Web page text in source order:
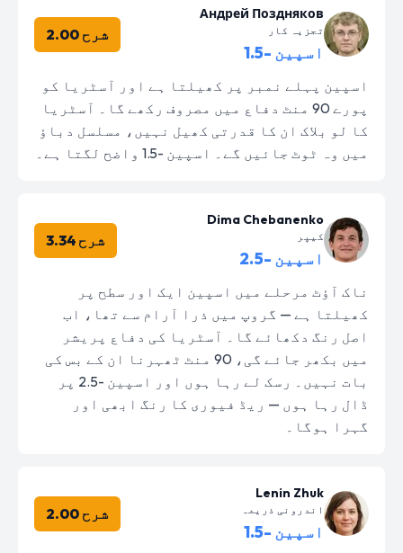
Андрей Поздняков
تجزیہ کار
اسپین -1.5
شرح 2.00
اسپین پہلے نمبر پر کھیلتا ہے اور آسٹریا کو
پورے 90 منٹ دفاع میں مصروف رکھے گا۔ آسٹریا
کا لو بلاک ان کا قدرتی کھیل نہیں، مسلسل دباؤ
میں وہ ٹوٹ جائیں گے۔ اسپین -1.5 واضح لگتا ہے۔
Dima Chebanenko
کیپر
اسپین -2.5
شرح 3.34
ناک آؤٹ مرحلے میں اسپین ایک اور سطح پر
کھیلتا ہے — گروپ میں ذرا آرام سے تھا، اب
اصل رنگ دکھائے گا۔ آسٹریا کی دفاع پریشر
میں بکھر جائے گی، 90 منٹ ٹھہرنا ان کے بس کی
بات نہیں۔ رسک لے رہا ہوں اور اسپین -2.5 پر
ڈال رہا ہوں — ریڈ فیوری کا رنگ ابھی اور
گہرا ہوگا۔
Lenin Zhuk
اندرونی ذریعہ
اسپین -1.5
شرح 2.00